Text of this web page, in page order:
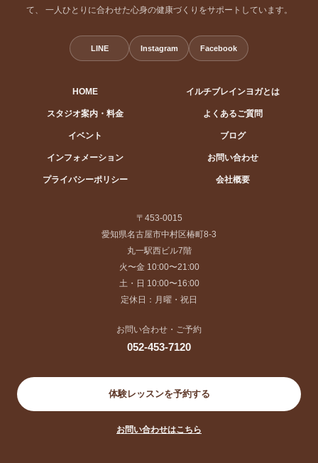
て、 一人ひとりに合わせた心身の健康づくりをサポートしています。
LINE Instagram Facebook
HOME イルチブレインヨガとは
スタジオ案内・料金 よくあるご質問
イベント ブログ
インフォメーション お問い合わせ
プライバシーポリシー 会社概要
〒453-0015
愛知県名古屋市中村区椿町8-3
丸一駅西ビル7階
火〜金 10:00〜21:00
土・日 10:00〜16:00
定休日：月曜・祝日
お問い合わせ・ご予約
052-453-7120
体験レッスンを予約する
お問い合わせはこちら